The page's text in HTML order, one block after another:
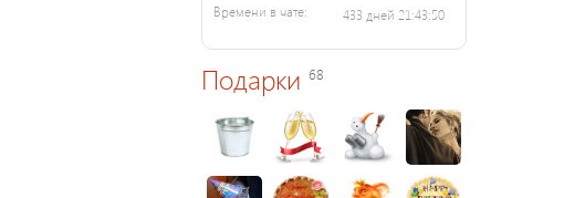
Времени в чате: 433 дней 21:43:50
Подарки 68